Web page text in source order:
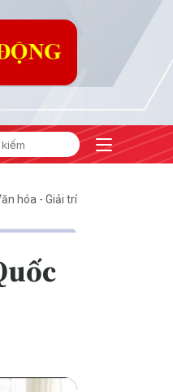
Đông #An ninh năng
hóa - Giải trí